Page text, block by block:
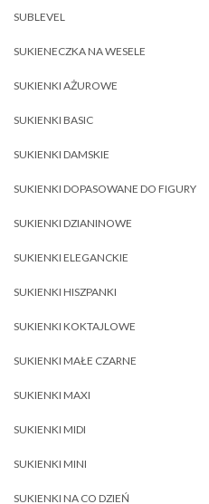
SUBLEVEL
SUKIENECZKA NA WESELE
SUKIENKI AŻUROWE
SUKIENKI BASIC
SUKIENKI DAMSKIE
SUKIENKI DOPASOWANE DO FIGURY
SUKIENKI DZIANINOWE
SUKIENKI ELEGANCKIE
SUKIENKI HISZPANKI
SUKIENKI KOKTAJLOWE
SUKIENKI MAŁE CZARNE
SUKIENKI MAXI
SUKIENKI MIDI
SUKIENKI MINI
SUKIENKI NA CO DZIEŃ